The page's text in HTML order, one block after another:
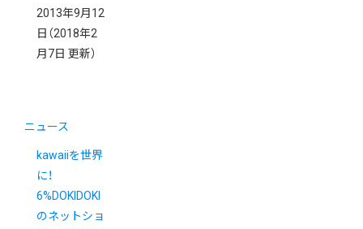
2013年9月12
日 （2018年2
月7日 更新）
ニュース
kawaiiを世界
に！
6%DOKIDOKI
のネットショ